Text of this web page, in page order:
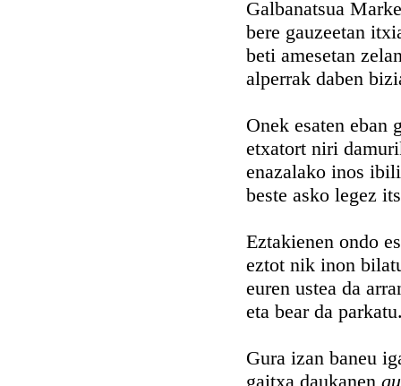
Galbanatsua
bere gauzeetan
beti amesetan
alperrak daben
Onek esaten eban
etxatort niri
enazalako inos ibili
beste asko legez
Eztakienen ondo
eztot nik inon
euren ustea da
eta bear da
Gura izan baneu
gaitxa daukanen